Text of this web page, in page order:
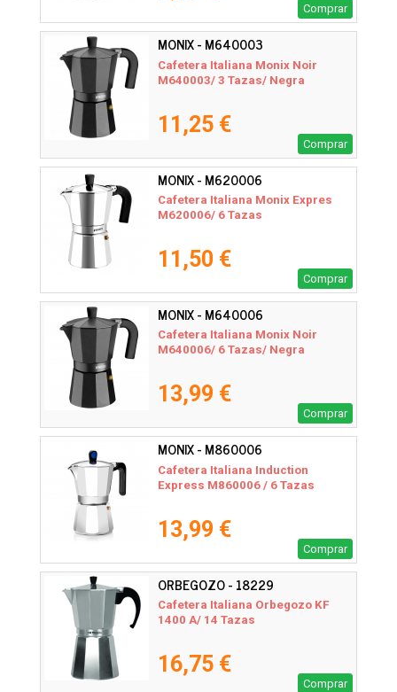
Comprar
MONIX - M640003
Cafetera Italiana Monix Noir
M640003/ 3 Tazas/ Negra
11,25 €
Comprar
MONIX - M620006
Cafetera Italiana Monix Expres
M620006/ 6 Tazas
11,50 €
Comprar
MONIX - M640006
Cafetera Italiana Monix Noir
M640006/ 6 Tazas/ Negra
13,99 €
Comprar
MONIX - M860006
Cafetera Italiana Induction
Express M860006 / 6 Tazas
13,99 €
Comprar
ORBEGOZO - 18229
Cafetera Italiana Orbegozo KF
1400 A/ 14 Tazas
16,75 €
Comprar